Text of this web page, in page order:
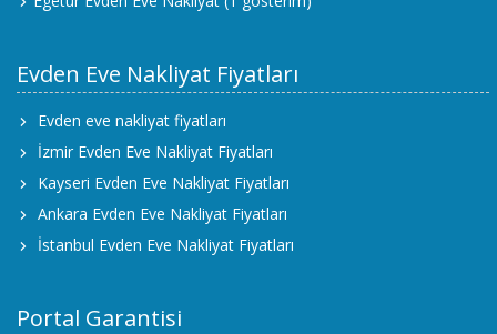
Evden Eve Nakliyat Fiyatları
Evden eve nakliyat fiyatları
İzmir Evden Eve Nakliyat Fiyatları
Kayseri Evden Eve Nakliyat Fiyatları
Ankara Evden Eve Nakliyat Fiyatları
İstanbul Evden Eve Nakliyat Fiyatları
Portal Garantisi